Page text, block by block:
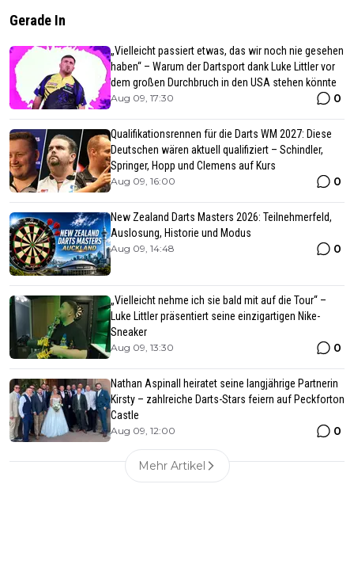
Gerade In
„Vielleicht passiert etwas, das wir noch nie gesehen
haben“ – Warum der Dartsport dank Luke Littler vor
dem großen Durchbruch in den USA stehen könnte
Aug 09, 17:30 0
Qualifikationsrennen für die Darts WM 2027: Diese
Deutschen wären aktuell qualifiziert – Schindler,
Springer, Hopp und Clemens auf Kurs
Aug 09, 16:00 0
New Zealand Darts Masters 2026: Teilnehmerfeld,
Auslosung, Historie und Modus
Aug 09, 14:48 0
„Vielleicht nehme ich sie bald mit auf die Tour“ –
Luke Littler präsentiert seine einzigartigen Nike-
Sneaker
Aug 09, 13:30 0
Nathan Aspinall heiratet seine langjährige Partnerin
Kirsty – zahlreiche Darts-Stars feiern auf Peckforton
Castle
Aug 09, 12:00 0
Mehr Artikel